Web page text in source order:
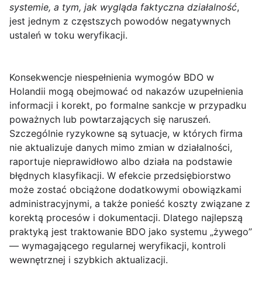
systemie, a tym, jak wygląda faktyczna działalność,
jest jednym z częstszych powodów negatywnych
ustaleń w toku weryfikacji.
Konsekwencje niespełnienia wymogów BDO w
Holandii mogą obejmować od nakazów uzupełnienia
informacji i korekt, po formalne sankcje w przypadku
poważnych lub powtarzających się naruszeń.
Szczególnie ryzykowne są sytuacje, w których firma
nie aktualizuje danych mimo zmian w działalności,
raportuje nieprawidłowo albo działa na podstawie
błędnych klasyfikacji. W efekcie przedsiębiorstwo
może zostać obciążone dodatkowymi obowiązkami
administracyjnymi, a także ponieść koszty związane z
korektą procesów i dokumentacji. Dlatego najlepszą
praktyką jest traktowanie BDO jako systemu „żywego”
— wymagającego regularnej weryfikacji, kontroli
wewnętrznej i szybkich aktualizacji.